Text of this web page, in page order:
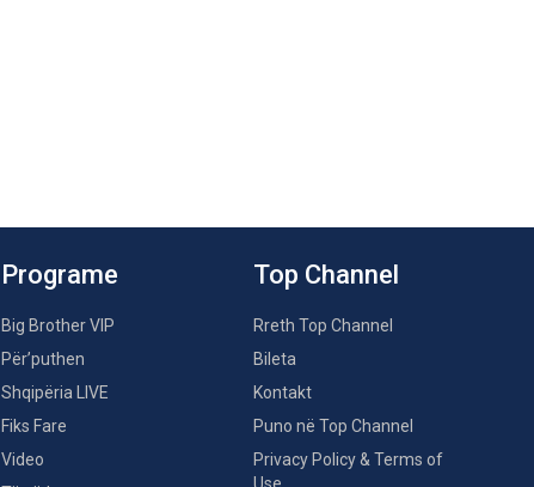
Programe
Big Brother VIP
Për’puthen
Shqipëria LIVE
Fiks Fare
Video
Top Channel
Rreth Top Channel
Bileta
Kontakt
Puno në Top Channel
Privacy Policy & Terms of
Use